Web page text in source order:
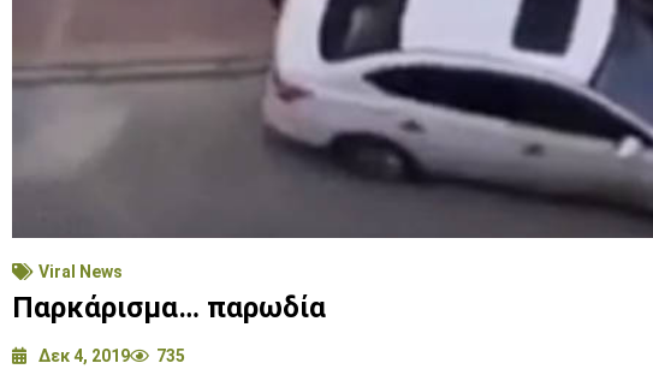
Viral News
Παρκάρισμα… παρωδία
Δεκ 4, 2019 735